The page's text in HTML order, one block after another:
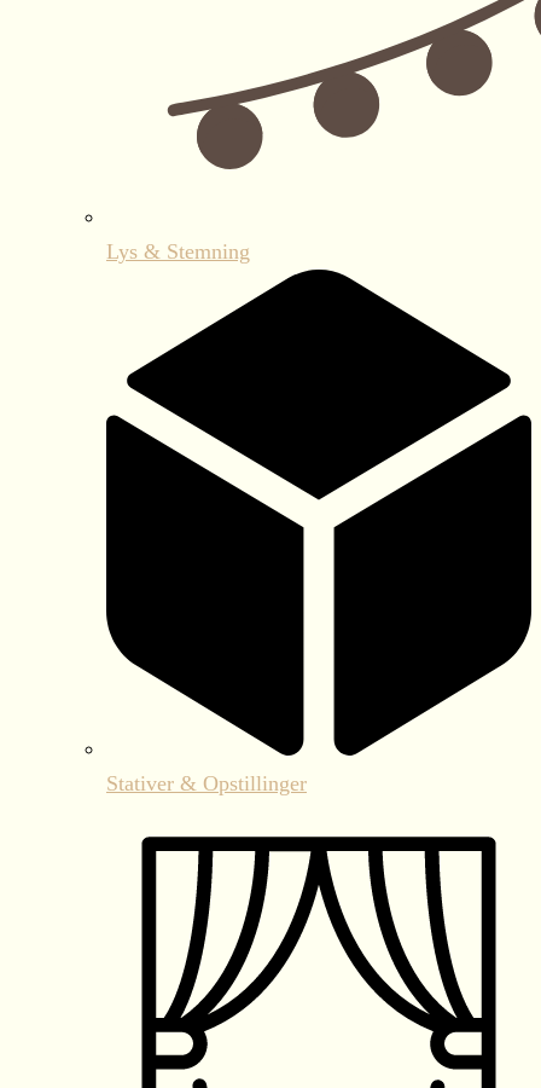
Lys & Stemning
Stativer & Opstillinger